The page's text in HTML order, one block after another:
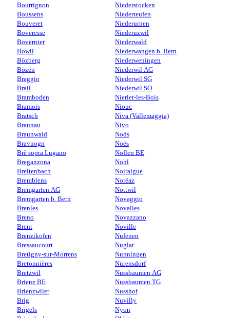
Bourrignon
Boussens
Bouveret
Boveresse
Bovernier
Bowil
Bözberg
Bözen
Braggio
Brail
Bramboden
Bramois
Bratsch
Braunau
Braunwald
Bravuogn
Brè sopra Lugano
Breganzona
Breitenbach
Bremblens
Bremgarten AG
Bremgarten b. Bern
Brenles
Breno
Brent
Brenzikofen
Bressaucourt
Bretigny-sur-Morrens
Bretonnières
Bretzwil
Brienz BE
Brienzwiler
Brig
Brigels
Niederstocken
Niederteufen
Niederurnen
Niederuzwil
Niederwald
Niederwangen b. Bern
Niederweningen
Niederwil AG
Niederwil SG
Niederwil SO
Nierlet-les-Bois
Niouc
Niva (Vallemaggia)
Nivo
Nods
Noës
Noflen BE
Nohl
Noiraigue
Noréaz
Nottwil
Novaggio
Novalles
Novazzano
Noville
Nufenen
Nuglar
Nunningen
Nürensdorf
Nussbaumen AG
Nussbaumen TG
Nusshof
Nuvilly
Nyon